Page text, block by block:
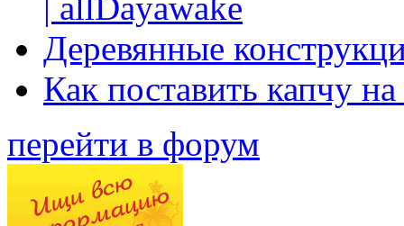
Деревянные
Как поставить капчу
перейти в форум